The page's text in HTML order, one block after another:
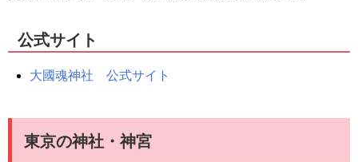
公式サイト
大國魂神社 公式サイト
東京の神社・神宮